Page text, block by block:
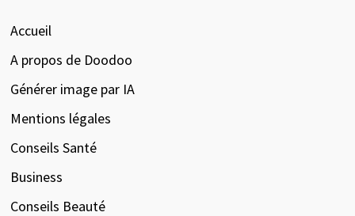
Accueil
A propos de Doodoo
Générer image par IA
Mentions légales
Conseils Santé
Business
Conseils Beauté